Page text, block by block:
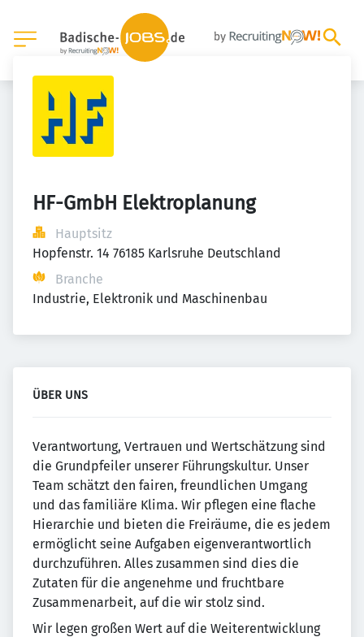
HF-GmbH Elektroplanung
Hauptsitz
Hopfenstr. 14 76185 Karlsruhe Deutschland
Branche
Industrie, Elektronik und Maschinenbau
ÜBER UNS
Verantwortung, Vertrauen und Wertschätzung sind
die Grundpfeiler unserer Führungskultur. Unser
Team schätzt den fairen, freundlichen Umgang
und das familiäre Klima. Wir pflegen eine flache
Hierarchie und bieten die Freiräume, die es jedem
ermöglicht seine Aufgaben eigenverantwortlich
durchzuführen. Alles zusammen sind dies die
Zutaten für die angenehme und fruchtbare
Zusammenarbeit, auf die wir stolz sind.
Wir legen großen Wert auf die Weiterentwicklung